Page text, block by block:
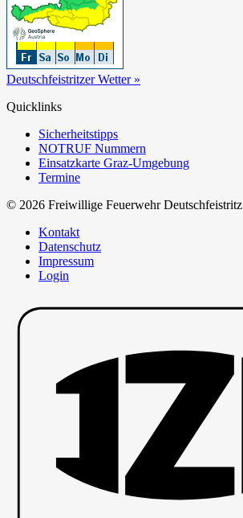
Deutschfeistritzer Wetter »
Quicklinks
Sicherheitstipps
NOTRUF Nummern
Einsatzkarte Graz-Umgebung
Termine
© 2026 Freiwillige Feuerwehr Deutschfeistritz
Kontakt
Datenschutz
Impressum
Login